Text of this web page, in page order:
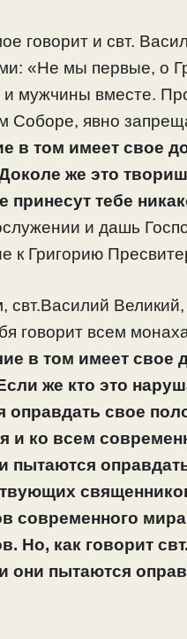
говорит и свт.
«Не мы первые, о
мужчины вместе.
Соборе, явно
в том имеет свое
же это
принесут тебе
и дашь
к Григорию
свт.Василий
говорит всем
в том имеет свое
же кто это
оправдать свое
и ко всем
пытаются
современного
Но, как говорит
они пытаются